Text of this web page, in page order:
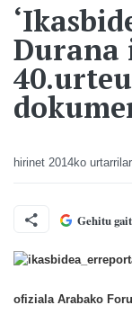
Durana
hirinet 2014ko
Gehitu
ofiziala Arabako